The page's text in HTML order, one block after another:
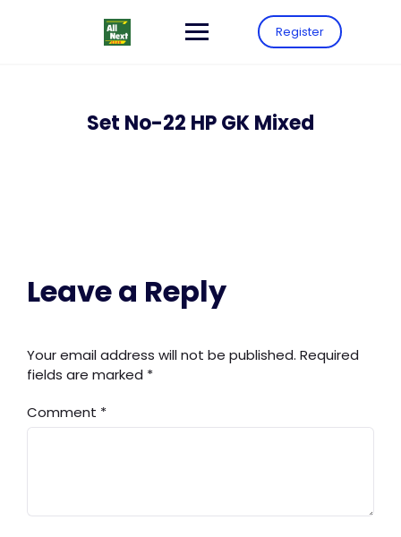
Register
Set No-22 HP GK Mixed
Leave a Reply
Your email address will not be published. Required
fields are marked *
Comment *